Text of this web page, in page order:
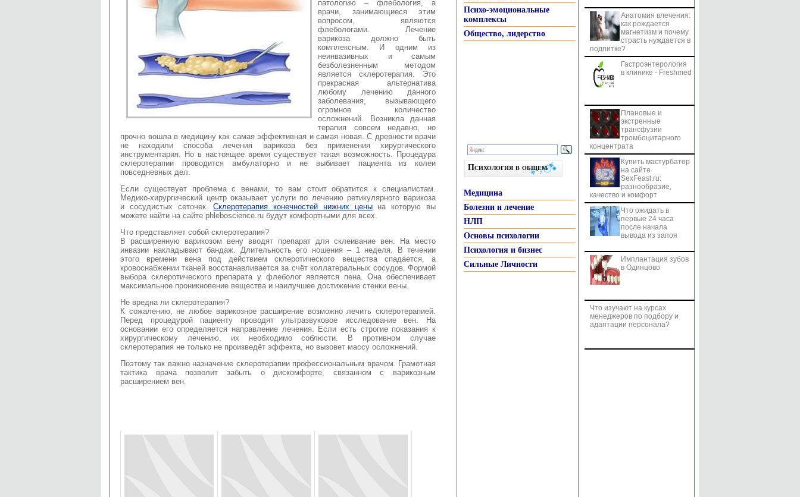
патологию – флебология, а
врачи, занимающиеся этим
вопросом, являются
флебологами. Лечение
варикоза должно быть
комплексным. И одним из
неинвазивных и самым
безболезненным методом
является склеротерапия. Это
прекрасная альтернатива
любому лечению данного
заболевания, вызывающего
огромное количество
осложнений. Возникла данная
терапия совсем недавно, но
прочно вошла в медицину как самая эффективная и самая новая. С древности врачи
не находили способа лечения варикоза без применения хирургического
инструментария. Но в настоящее время существует такая возможность. Процедура
склеротерапии проводится амбулаторно и не выбивает пациента из колеи
повседневных дел.
Если существует проблема с венами, то вам стоит обратится к специалистам.
Медико-хирургический центр оказывает услуги по лечению ретикулярного варикоза
и сосудистых сеточек.Склеротерапия конечностей нижних ценына которую вы
можете найти на сайте phleboscience.ru будут комфортными для всех.
Что представляет собой склеротерапия?
В расширенную варикозом вену вводят препарат для склеивание вен. На место
инвазии накладывают бандаж. Длительность его ношения – 1 неделя. В течении
этого времени вена под действием склеротического вещества спадается, а
кровоснабжении тканей восстанавливается за счёт коллатеральных сосудов. Формой
выбора склеротического препарата у флеболог является пена. Она обеспечивает
максимальное проникновение вещества и наилучшее достижение стенки вены.
Не вредна ли склеротерапия?
К сожалению, не любое варикозное расширение возможно лечить склеротерапией.
Перед процедурой пациенту проводят ультразвуковое исследование вен. На
основании его определяется направление лечения. Если есть строгие показания к
хирургическому лечению, их необходимо соблюсти. В противном случае
склеротерапия не только не произведёт эффекта, но вызовет массу осложнений.
Поэтому так важно назначение склеротерапии профессиональным врачом. Грамотная
тактика врача позволит забыть о дискомфорте, связанном с варикозным
расширением вен.
Психо-эмоциональные
комплексы
Общество, лидерство
Психология в общем
Медицина
Болезни и лечение
НЛП
Основы психологии
Психология и бизнес
Сильные Личности
Анатомия влечения:
как рождается
магнетизм и почему
страсть нуждается в
подпитке?
Гастроэнтерология
в клинике - Freshmed
Плановые и
экстренные
трансфузии
тромбоцитарного
концентрата
Купить мастурбатор
на сайте
SexFeast.ru:
разнообразие,
качество и комфорт
Что ожидать в
первые 24 часа
после начала
вывода из запоя
Имплантация зубов
в Одинцово
Что изучают на курсах
менеджеров по подбору и
адаптации персонала?